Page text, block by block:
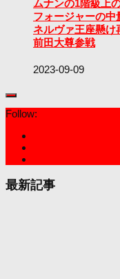
ムナンの1階級上
フォージャーの中
ネルヴァ王座懸け
前田大尊参戦
2023-09-09
Follow:
最新記事